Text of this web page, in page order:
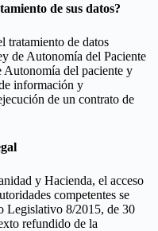
de sus datos?
tratamiento de datos
de Autonomía del Paciente
Autonomía del paciente y
información y
de un contrato de
y Hacienda, el acceso
competentes se
Legislativo 8/2015, de 30
refundido de la